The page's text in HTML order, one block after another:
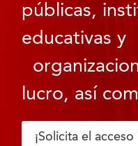
públicas,
educativas y
lucro, así
¡Solicita el